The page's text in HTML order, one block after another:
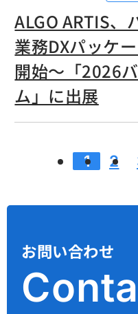
ALGO ARTIS、
業務DXパッケ
開始〜「2026
ム」に出展
1 2
お問い合わせ